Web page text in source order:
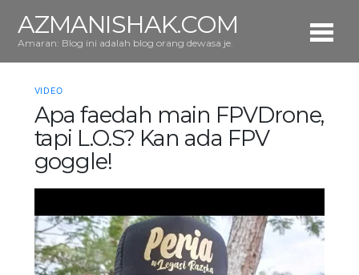
AZMANISHAK.COM
Amaran: Blog ini adalah blog orang dewasa je.
VIDEO
Apa faedah main FPVDrone,
tapi L.O.S? Kan ada FPV
goggle!